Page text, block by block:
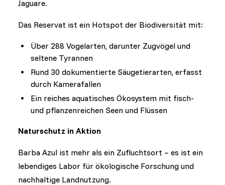
Jaguare.
Das Reservat ist ein Hotspot der Biodiversität mit:
Über 288 Vogelarten, darunter Zugvögel und
seltene Tyrannen
Rund 30 dokumentierte Säugetierarten, erfasst
durch Kamerafallen
Ein reiches aquatisches Ökosystem mit fisch-
und pflanzenreichen Seen und Flüssen
Naturschutz in Aktion
Barba Azul ist mehr als ein Zufluchtsort – es ist ein
lebendiges Labor für ökologische Forschung und
nachhaltige Landnutzung.